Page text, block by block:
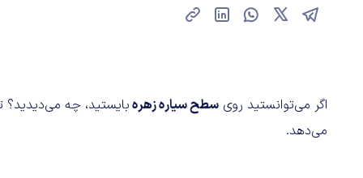
اگر می‌توانستید روی سطح سیاره زهرهبایستید، چه می‌دیدید؟
می‌دهد.